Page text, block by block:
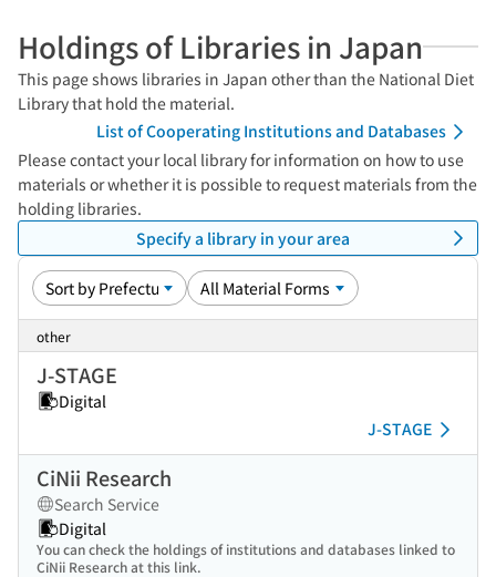
Holdings of Libraries in Japan
This page shows libraries in Japan other than the National Diet
Library that hold the material.
List of Cooperating Institutions and Databases
Please contact your local library for information on how to use
materials or whether it is possible to request materials from the
holding libraries.
Specify a library in your area
other
J-STAGE
Digital
J-STAGE
CiNii Research
Search Service
Digital
You can check the holdings of institutions and databases linked to
CiNii Research at this link.